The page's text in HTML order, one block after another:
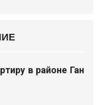
в районе Ган